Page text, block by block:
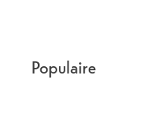
Populaire